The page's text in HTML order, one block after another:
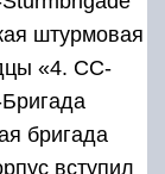
штурмовая
«4. СС-
бригада
вступил